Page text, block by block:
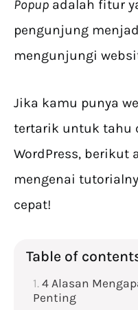
Popup adalah fitur
pengunjung
mengunjungi
Jika kamu punya
tertarik untuk tahu
WordPress, berikut
mengenai
cepat!
Table of
4 Alasan
Penting